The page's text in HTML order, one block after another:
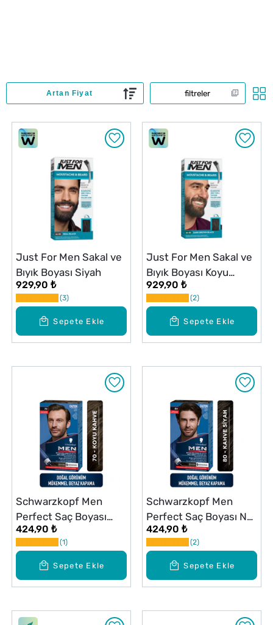
filtreler
Sepete Ekle
Just For Men Sakal ve
Bıyık Boyası Siyah
929,90 ₺
3
Sepete Ekle
Just For Men Sakal ve
Bıyık Boyası Koyu
Kahverengi
929,90 ₺
2
Sepete Ekle
Schwarzkopf Men
Perfect Saç Boyası
No:70 Koyu Kahve
424,90 ₺
1
Sepete Ekle
Schwarzkopf Men
Perfect Saç Boyası No:
80 Kahve Siyah
424,90 ₺
2